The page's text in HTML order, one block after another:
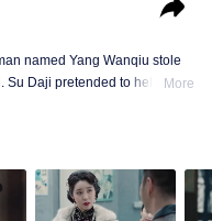
named Yang Wanqiu stole
Daji pretended to help Yang
her soul and made a
More